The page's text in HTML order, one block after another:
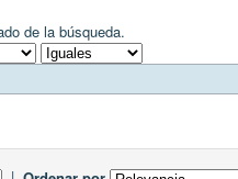
de la búsqueda.